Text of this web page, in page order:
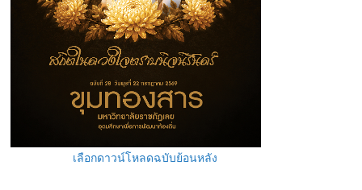
เลือกดาวน์โหลดฉบับย้อนหลัง